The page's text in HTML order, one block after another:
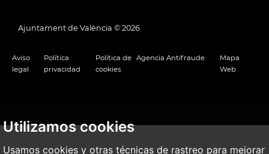
Utilizamos cookies
Usamos cookies y otras técnicas de rastreo para mejorar
Ajuntament de València © 2026
Aviso
legal
Política
privacidad
Política de
cookies
Agencia Antifraude
Mapa
Web